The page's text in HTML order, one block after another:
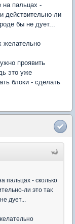
на пальцах -
действительно-ли
бы не дует...
желательно
проявить
это уже
блоки - сделать
пальцах - сколько
ли это так
дует...